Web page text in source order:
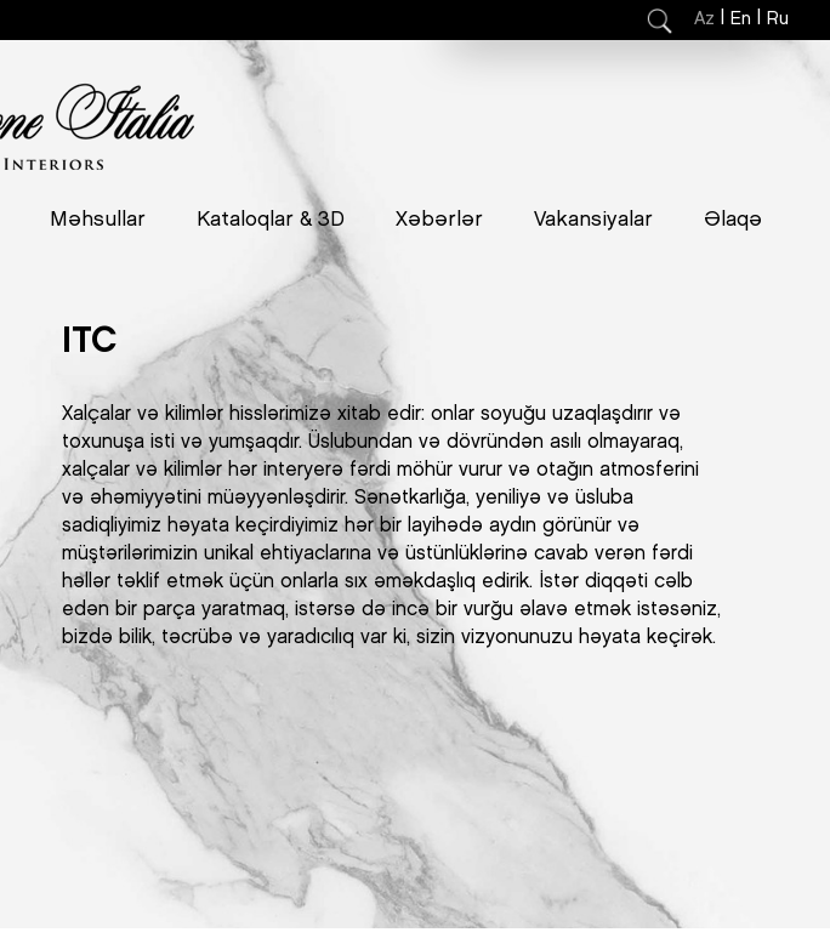
Az En Ru
Məhsullar Kataloqlar & 3D Xəbərlər Vakansiyalar Əlaqə
ITC
Xalçalar və kilimlər hisslərimizə xitab edir: onlar soyuğu uzaqlaşdırır və
toxunuşa isti və yumşaqdır. Üslubundan və dövründən asılı olmayaraq,
xalçalar və kilimlər hər interyerə fərdi möhür vurur və otağın atmosferini
və əhəmiyyətini müəyyənləşdirir. Sənətkarlığa, yeniliyə və üsluba
sadiqliyimiz həyata keçirdiyimiz hər bir layihədə aydın görünür və
müştərilərimizin unikal ehtiyaclarına və üstünlüklərinə cavab verən fərdi
həllər təklif etmək üçün onlarla sıx əməkdaşlıq edirik. İstər diqqəti cəlb
edən bir parça yaratmaq, istərsə də incə bir vurğu əlavə etmək istəsəniz,
bizdə bilik, təcrübə və yaradıcılıq var ki, sizin vizyonunuzu həyata keçirək.